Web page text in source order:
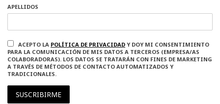
APELLIDOS
ACEPTO LA POLÍTICA DE PRIVACIDAD Y DOY MI CONSENTIMIENTO
PARA LA COMUNICACIÓN DE MIS DATOS A TERCEROS (EMPRESA/AS
COLABORADORAS). LOS DATOS SE TRATARÁN CON FINES DE MARKETING
A TRAVÉS DE MÉTODOS DE CONTACTO AUTOMATIZADOS Y
TRADICIONALES.
SUSCRIBIRME